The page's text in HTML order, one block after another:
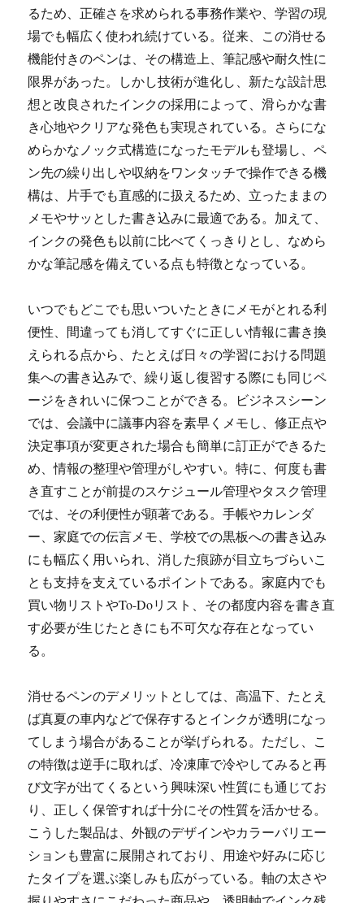
るため、正確さを求められる事務作業や、学習の現
場でも幅広く使われ続けている。従来、この消せる
機能付きのペンは、その構造上、筆記感や耐久性に
限界があった。しかし技術が進化し、新たな設計思
想と改良されたインクの採用によって、滑らかな書
き心地やクリアな発色も実現されている。さらにな
めらかなノック式構造になったモデルも登場し、ペ
ン先の繰り出しや収納をワンタッチで操作できる機
構は、片手でも直感的に扱えるため、立ったままの
メモやサッとした書き込みに最適である。加えて、
インクの発色も以前に比べてくっきりとし、なめら
かな筆記感を備えている点も特徴となっている。
いつでもどこでも思いついたときにメモがとれる利
便性、間違っても消してすぐに正しい情報に書き換
えられる点から、たとえば日々の学習における問題
集への書き込みで、繰り返し復習する際にも同じペ
ージをきれいに保つことができる。ビジネスシーン
では、会議中に議事内容を素早くメモし、修正点や
決定事項が変更された場合も簡単に訂正ができるた
め、情報の整理や管理がしやすい。特に、何度も書
き直すことが前提のスケジュール管理やタスク管理
では、その利便性が顕著である。手帳やカレンダ
ー、家庭での伝言メモ、学校での黒板への書き込み
にも幅広く用いられ、消した痕跡が目立ちづらいこ
とも支持を支えているポイントである。家庭内でも
買い物リストやTo-Doリスト、その都度内容を書き直
す必要が生じたときにも不可欠な存在となってい
る。
消せるペンのデメリットとしては、高温下、たとえ
ば真夏の車内などで保存するとインクが透明になっ
てしまう場合があることが挙げられる。ただし、こ
の特徴は逆手に取れば、冷凍庫で冷やしてみると再
び文字が出てくるという興味深い性質にも通じてお
り、正しく保管すれば十分にその性質を活かせる。
こうした製品は、外観のデザインやカラーバリエー
ションも豊富に展開されており、用途や好みに応じ
たタイプを選ぶ楽しみも広がっている。軸の太さや